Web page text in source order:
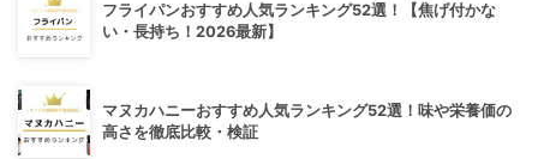
フライパンおすすめ人気ランキング52選！【焦げ付かな
い・長持ち！2026最新】
マヌカハニーおすすめ人気ランキング52選！味や栄養価の
高さを徹底比較・検証